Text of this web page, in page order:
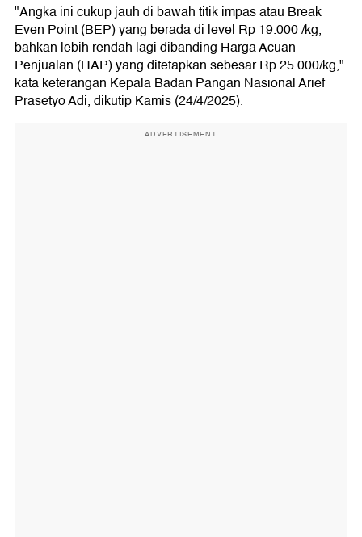
"Angka ini cukup jauh di bawah titik impas atau Break
Even Point (BEP) yang berada di level Rp 19.000 /kg,
bahkan lebih rendah lagi dibanding Harga Acuan
Penjualan (HAP) yang ditetapkan sebesar Rp 25.000/kg,"
kata keterangan Kepala Badan Pangan Nasional Arief
Prasetyo Adi, dikutip Kamis (24/4/2025).
ADVERTISEMENT